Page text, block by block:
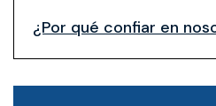
¿Por qué confiar en